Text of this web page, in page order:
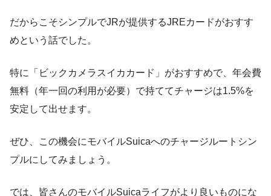
だからこそシンプルでJRが提供するJREカードがおすす
めという話でした。
特に「ビックカメラスイカカード」がおすすめで、年会費
無料（年一回の利用が必要）で持ててチャージは1.5%を
安定して出せます。
ぜひ、この機会にモバイルSuicaへのチャージルートシン
プルにしてみましょう。
では、皆さんのモバイルSuicaライフがより良いものにな